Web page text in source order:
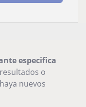
especifica
o
nuevos